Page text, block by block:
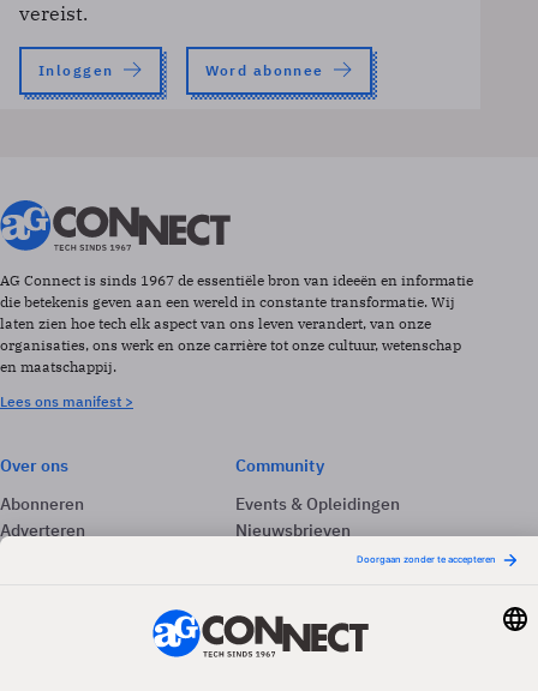
vereist.
Inloggen Word abonnee
AG Connect is sinds 1967 de essentiële bron van ideeën en informatie
die betekenis geven aan een wereld in constante transformatie. Wij
laten zien hoe tech elk aspect van ons leven verandert, van onze
organisaties, ons werk en onze carrière tot onze cultuur, wetenschap
en maatschappij.
Lees ons manifest >
Over ons
Abonneren
Adverteren
Community
Events & Opleidingen
Nieuwsbrieven